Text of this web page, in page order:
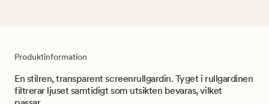
Produktinformation
En stilren, transparent screenrullgardin. Tyget i rullgardinen
filtrerar ljuset samtidigt som utsikten bevaras, vilket